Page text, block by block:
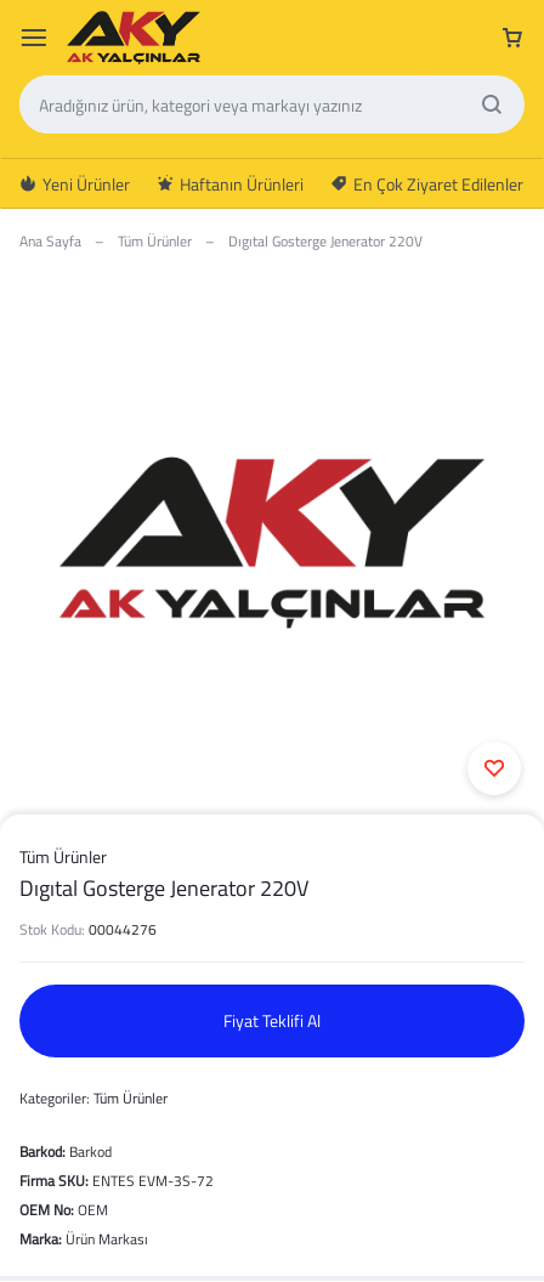
Yeni Ürünler Haftanın Ürünleri En Çok Ziyaret Edilenler
Ana Sayfa – Tüm Ürünler – Dıgıtal Gosterge Jenerator 220V
Tüm Ürünler
Dıgıtal Gosterge Jenerator 220V
Stok Kodu: 00044276
Fiyat Teklifi Al
Kategoriler: Tüm Ürünler
Barkod: Barkod
Firma SKU: ENTES EVM-3S-72
OEM No:OEM
Marka: Ürün Markası